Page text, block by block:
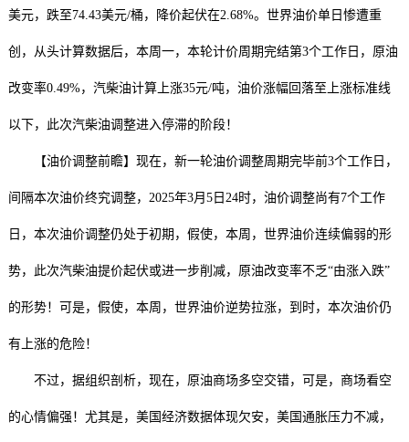
美元，跌至74.43美元/桶，降价起伏在2.68%。世界油价单日惨遭重
创，从头计算数据后，本周一，本轮计价周期完结第3个工作日，原油
改变率0.49%，汽柴油计算上涨35元/吨，油价涨幅回落至上涨标准线
以下，此次汽柴油调整进入停滞的阶段！
【油价调整前瞻】现在，新一轮油价调整周期完毕前3个工作日，
间隔本次油价终究调整，2025年3月5日24时，油价调整尚有7个工作
日，本次油价调整仍处于初期，假使，本周，世界油价连续偏弱的形
势，此次汽柴油提价起伏或进一步削减，原油改变率不乏“由涨入跌”
的形势！可是，假使，本周，世界油价逆势拉涨，到时，本次油价仍
有上涨的危险！
不过，据组织剖析，现在，原油商场多空交错，可是，商场看空
的心情偏强！尤其是，美国经济数据体现欠安，美国通胀压力不减，